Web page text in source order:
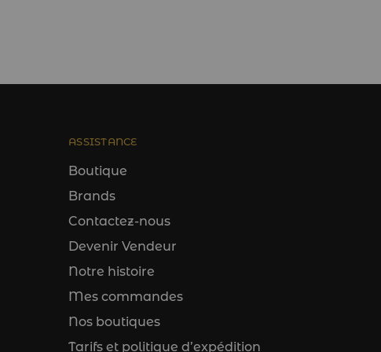
ASSISTANCE
Boutique
Brands
Contactez-nous
Devenir Vendeur
Notre histoire
Mes commandes
Nos boutiques
Tarifs et politique d’expédition